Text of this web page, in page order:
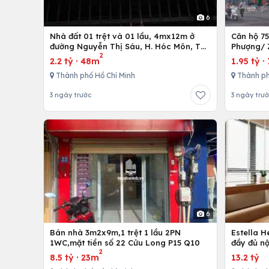
6
Nhà đất 01 trệt và 01 lầu, 4mx12m ở
đường Nguyễn Thị Sáu, H. Hóc Môn, Tp.
Hồ Chí Minh
2.2 tỷ · 48m
2
Thành phố Hồ Chí Minh
3 ngày trước
Căn hộ
Phượng/
12,Tp.
1.95 tỷ ·
Thành
3 ngày
6
Bán nhà 3m2x9m,1 trệt 1 lầu 2PN
1WC,mặt tiền số 22 Cửu Long P15 Q10
8.5 tỷ · 23m
2
Estella
đầy đủ
13.2 tỷ